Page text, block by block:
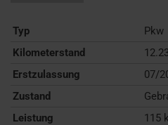
Typ
Pkw
Kilometerstand
Erstzulassung
07/
Zustand
Leistung
115